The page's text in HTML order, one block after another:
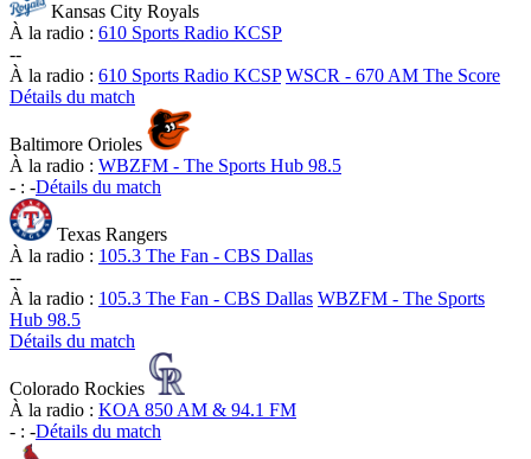
Kansas City Royals
À la radio : 610 Sports Radio KCSP
--
À la radio : 610 Sports Radio KCSP WSCR - 670 AM The Score
Détails du match
Baltimore Orioles
À la radio : WBZFM - The Sports Hub 98.5
- : -Détails du match
Texas Rangers
À la radio : 105.3 The Fan - CBS Dallas
--
À la radio : 105.3 The Fan - CBS Dallas WBZFM - The Sports
Hub 98.5
Détails du match
Colorado Rockies
À la radio : KOA 850 AM & 94.1 FM
- : -Détails du match